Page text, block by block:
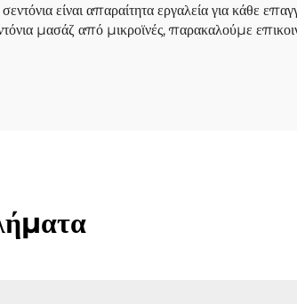
είναι απαραίτητα εργαλεία για κάθε
μασάζ από μικροϊνές, παρακαλούμε